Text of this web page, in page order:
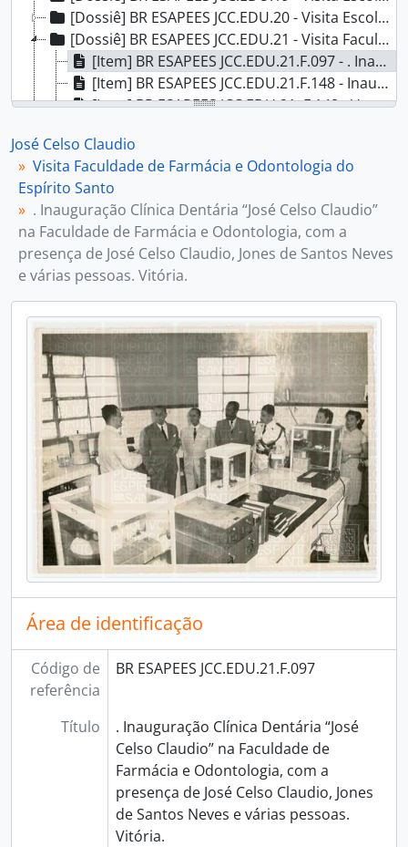
[Dossiê] BR ESAPEES JCC.EDU.20 - Visita Escola Normal Maria Mattos, 1940 - 1951
[Dossiê] BR ESAPEES JCC.EDU.21 - Visita Faculdade de Farmácia e Odontologia do Espírito Santo, 1951
[Item] BR ESAPEES JCC.EDU.21.F.097 - . Inauguração Clínica Dentária “José Celso Claudio” na Faculdade de Farmácia e Odontologia, com a presença de José Celso Claudio, Jones de Santos Neves e várias pessoas. Vitória., 23/05/1951
[Item] BR ESAPEES JCC.EDU.21.F.148 - Inauguração Clínica Dentária “José Celso Claudio” na Faculdade de Farmácia e Odontologia, com a presença de José Celso Claudio, Jones de Santos Neves e várias pessoas. Vitória., 23/05/1951.
[Item] BR ESAPEES JCC.EDU.21..F.148 - Verso Inauguração Clínica Dentária “José Celso Claudio” na Faculdade de Farmácia e Odontologia, com a presença de José Celso Claudio, Jones de Santos Neves e várias pessoas; Observação: Informação no verso. Data e evento. Carimbo: Secretaria de Educação e Cultura, 23/05/1951.
[Dossiê] BR ESAPEES JCC.TRA.1 - Posse Secretaria de Trabalho e Promoção Social, 1972
José Celso Claudio
Visita Faculdade de Farmácia e Odontologia do
Espírito Santo
. Inauguração Clínica Dentária “José Celso Claudio”
na Faculdade de Farmácia e Odontologia, com a
presença de José Celso Claudio, Jones de Santos Neves
e várias pessoas. Vitória.
Área de identificação
Código de
referência
BR ESAPEES JCC.EDU.21.F.097
Título
. Inauguração Clínica Dentária “José
Celso Claudio” na Faculdade de
Farmácia e Odontologia, com a
presença de José Celso Claudio, Jones
de Santos Neves e várias pessoas.
Vitória.